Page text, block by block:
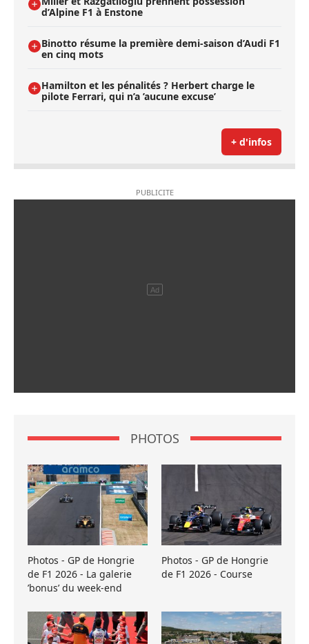
d’Alpine F1 à Enstone
Binotto résume la première demi-saison d’Audi F1
en cinq mots
Hamilton et les pénalités ? Herbert charge le
pilote Ferrari, qui n’a ’aucune excuse’
+ d'infos
PHOTOS
Photos - GP de Hongrie
de F1 2026 - La galerie
’bonus’ du week-end
Photos - GP de Hongrie
de F1 2026 - Course